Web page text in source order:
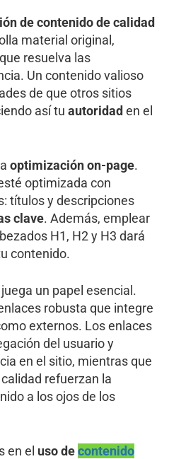
de contenido de calidad
material original,
resuelva las
Un contenido valioso
de que otros sitios
así tu autoridaden el
optimización on-page.
optimizada con
títulos y descripciones
clave. Además, emplear
H1, H2 y H3 dará
contenido.
un papel esencial.
robusta que integre
externos. Los enlaces
del usuario y
en el sitio, mientras que
refuerzan la
a los ojos de los
en el uso decontenido